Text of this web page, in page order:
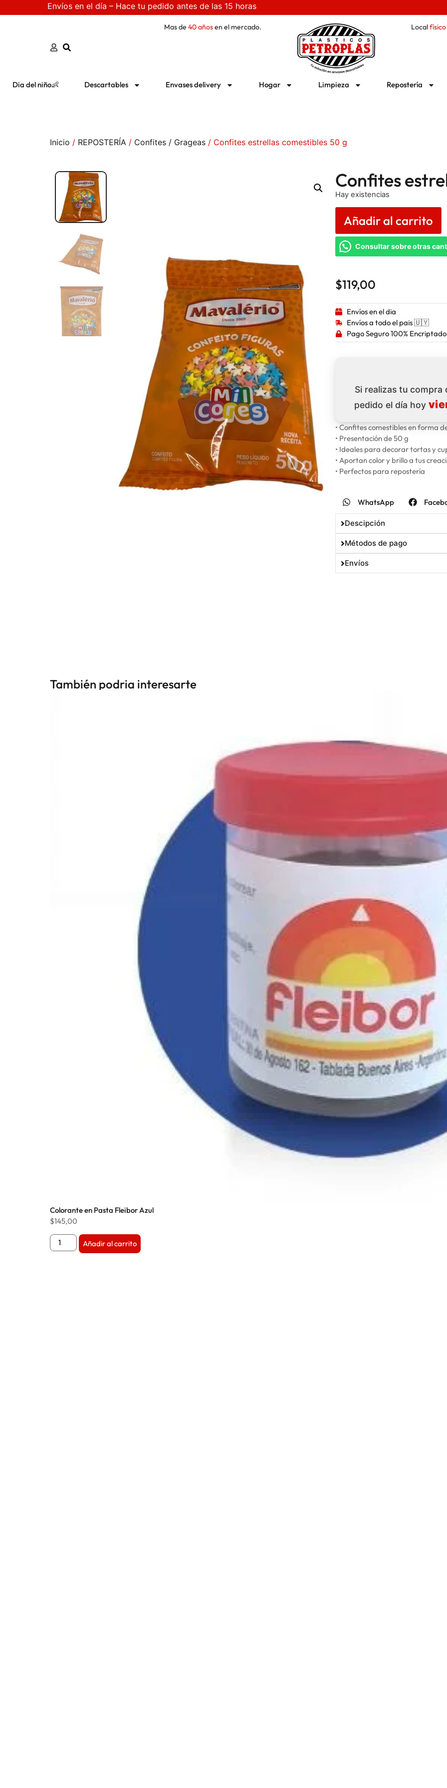
Envíos en el día – Hace tu pedido antes de las 15 horas
Mas de 40 añosen el mercado. Localfísico
Dia del niño👶 Descartables Envases delivery Hogar Limpieza Repostería
Inicio / REPOSTERÍA / Confites / Grageas / Confites estrellas comestibles 50 g
Confites
Hay existencias
Añadir al carrito
Consultar sobre otras
$119,00
Envíos en el dia
Envíos a todo el pais 🇺🇾
Pago Seguro 100% Encriptado
Si realizas tu compra
pedido el día hoy
• Confites comestibles en forma
• Presentación de 50 g
• Ideales para decorar tortas y
• Aportan color y brillo a tus
• Perfectos para repostería
WhatsApp
Descipción
Métodos de pago
Envíos
También podria interesarte
Colorante en Pasta Fleibor Azul
$145,00
Añadir al carrito